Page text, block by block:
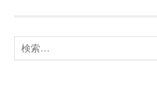
検